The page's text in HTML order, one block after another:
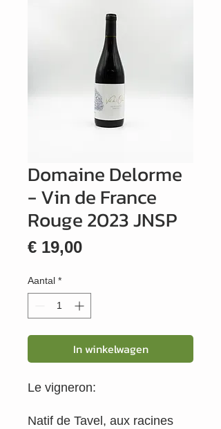
Domaine Delorme
- Vin de France
Rouge 2023 JNSP
€ 19,00Prijs
Aantal *
In winkelwagen
Le vigneron:
Natif de Tavel, aux racines